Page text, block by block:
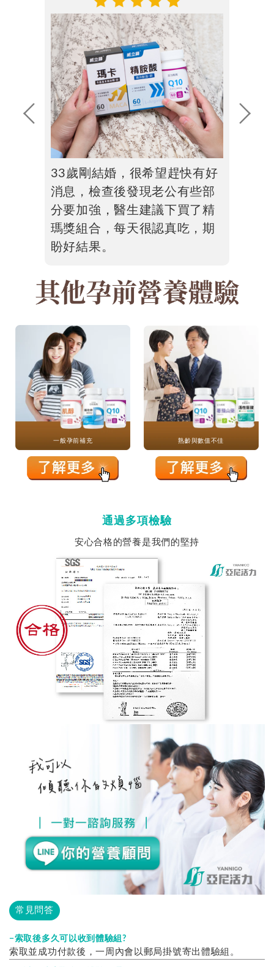
33歲剛結婚，很希望趕快有好
消息，檢查後發現老公有些部
分要加強，醫生建議下買了精
瑪獎組合，每天很認真吃，期
盼好結果。
在運動場練習時，我會帶著水
與威立鋒的精胺酸，養成習慣
一天補充一顆，將效能發揮到
最極致
瑪卡是對男人來說，不論是一
般保養或孕前調理都是很好的
營養，老公也很樂意吃馬卡調
身體。
做孕前準備發現..其實男生也要
吃營養！研究後發現瑪卡是一
個不錯的選擇，做好精氣神調
理。
.
一般孕前補充 熟齡與數值不佳
通過多項檢驗
安心合格的營養是我們的堅持
常見問答
索取後多久可以收到體驗組?
索取並成功付款後，一周內會以郵局掛號寄出體驗組。